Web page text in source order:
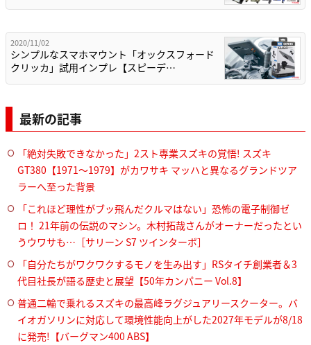
2020/11/02
シンプルなスマホマウント「オックスフォード
クリッカ」試用インプレ【スピーデ…
最新の記事
「絶対失敗できなかった」2スト専業スズキの覚悟! スズキ
GT380【1971～1979】がカワサキ マッハと異なるグランドツア
ラーへ至った背景
「これほど理性がブッ飛んだクルマはない」恐怖の電子制御ゼ
ロ！ 21年前の伝説のマシン。木村拓哉さんがオーナーだったとい
うウワサも…［サリーン S7 ツインターボ］
「自分たちがワクワクするモノを生み出す」RSタイチ創業者＆3
代目社長が語る歴史と展望【50年カンパニー Vol.8】
普通二輪で乗れるスズキの最高峰ラグジュアリースクーター。バ
イオガソリンに対応して環境性能向上がした2027年モデルが8/18
に発売!【バーグマン400 ABS】